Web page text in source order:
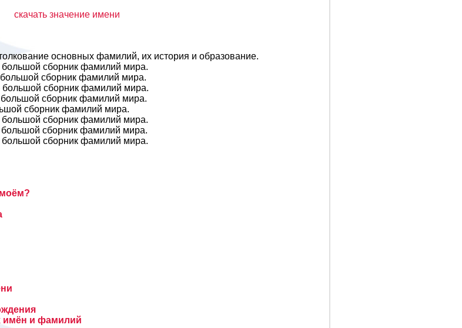
скачать значение имени
основных фамилий, их история и образование.
большой сборник фамилий мира.
сборник фамилий мира.
большой сборник фамилий мира.
сборник фамилий мира.
сборник фамилий мира.
большой сборник фамилий мира.
большой сборник фамилий мира.
большой сборник фамилий мира.
имён и фамилий